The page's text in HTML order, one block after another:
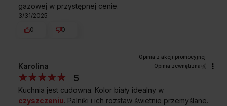
gazowej w przystępnej cenie.
3/31/2025
0
0
Karolina Opinia zewnętrzna
5
Kuchnia jest cudowna. Kolor biały idealny w
czyszczeniu. Palniki i ich rozstaw świetnie przemyślane.